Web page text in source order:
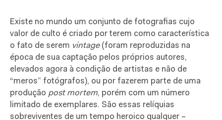
Existe no mundo um conjunto de fotografias cujo
valor de culto é criado por terem como característica
o fato de serem vintage(foram reproduzidas na
época de sua captação pelos próprios autores,
elevados agora à condição de artistas e não de
“meros” fotógrafos), ou por fazerem parte de uma
produção post mortem, porém com um número
limitado de exemplares. São essas relíquias
sobreviventes de um tempo heroico qualquer –